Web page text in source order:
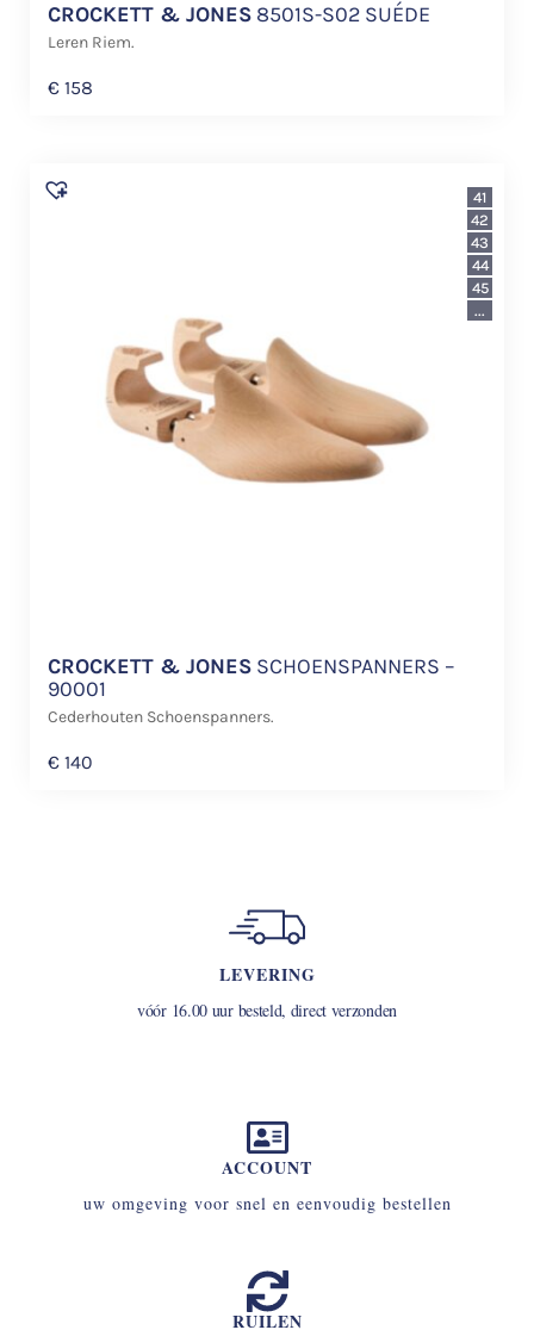
CROCKETT & JONES 8501S-S02 SUÉDE
Leren Riem.
€ 158
CROCKETT & JONES SCHOENSPANNERS –
90001
Cederhouten Schoenspanners.
€ 140
41
42
43
44
45
...
LEVERING
vóór 16.00 uur besteld, direct verzonden
ACCOUNT
uw omgeving voor snel en eenvoudig bestellen
RUILEN